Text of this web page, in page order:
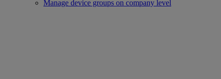
Manage device groups on company level